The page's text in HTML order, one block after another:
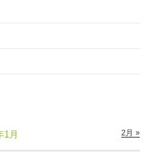
1月 2月 »